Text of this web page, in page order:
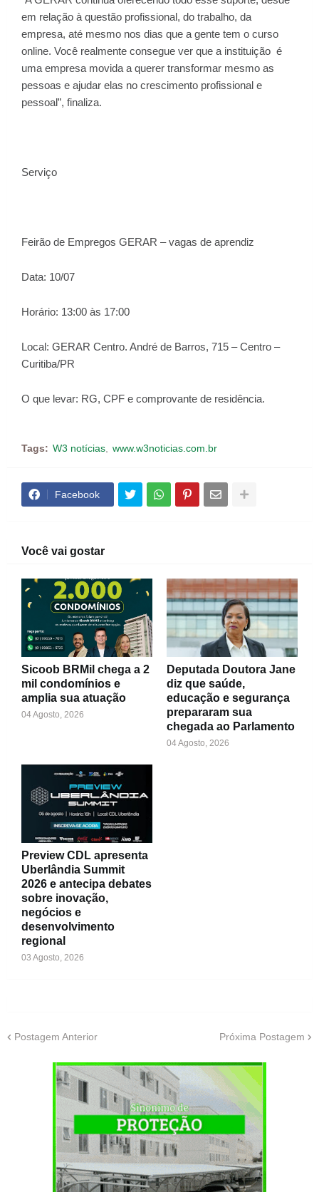
em relação à questão profissional, do trabalho, da
empresa, até mesmo nos dias que a gente tem o curso
online. Você realmente consegue ver que a instituição é
uma empresa movida a querer transformar mesmo as
pessoas e ajudar elas no crescimento profissional e
pessoal”, finaliza.
Serviço
Feirão de Empregos GERAR – vagas de aprendiz
Data: 10/07
Horário: 13:00 às 17:00
Local: GERAR Centro. André de Barros, 715 – Centro –
Curitiba/PR
O que levar: RG, CPF e comprovante de residência.
Tags: W3 notícias www.w3noticias.com.br
Facebook
Você vai gostar
Sicoob BRMil chega a 2
mil condomínios e
amplia sua atuação
04 Agosto, 2026
Deputada Doutora Jane
diz que saúde,
educação e segurança
prepararam sua
chegada ao Parlamento
04 Agosto, 2026
Preview CDL apresenta
Uberlândia Summit
2026 e antecipa debates
sobre inovação,
negócios e
desenvolvimento
regional
03 Agosto, 2026
Postagem Anterior Próxima Postagem